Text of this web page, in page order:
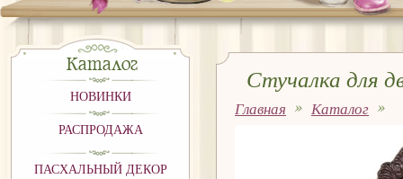
Каталог
НОВИНКИ
РАСПРОДАЖА
ПАСХАЛЬНЫЙ ДЕКОР
Стучалка для
Главная Каталог